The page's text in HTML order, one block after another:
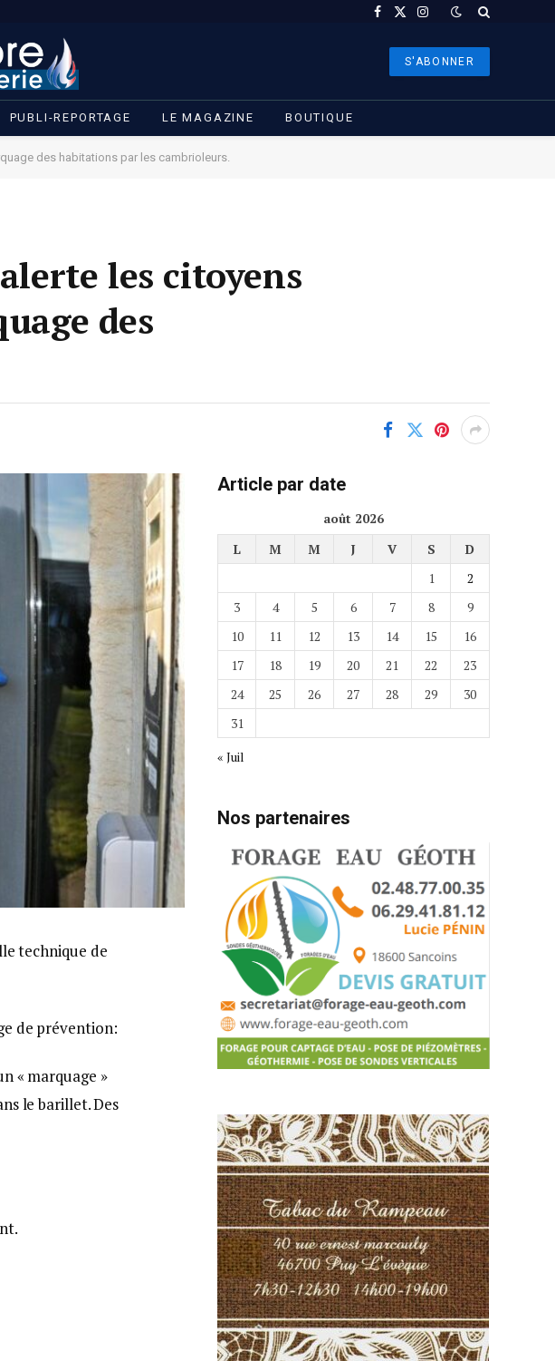
Facebook
X
Instagram
S'ABONNER
PUBLI-REPORTAGE LE MAGAZINE BOUTIQUE
des habitations par les cambrioleurs.
les citoyens
des
technique de
de prévention:
« marquage »
le barillet. Des
Article par date
août 2026
L
M M J V S
D
1
2
3
4 5 6 7 8
9
10
11 12 13 14 15
16
17
18 19 20 21 22
23
24
25 26 27 28 29
30
31
« Juil
Nos partenaires